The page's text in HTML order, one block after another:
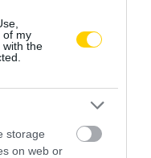
of my
with the
storage
on web or
HA 70 FELETT IS
ÖNÁLLÓAN
A PIACRA?